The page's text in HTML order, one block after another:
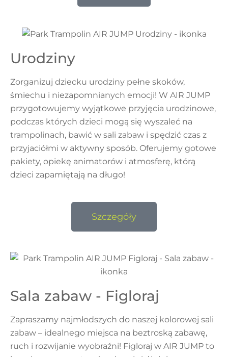
Urodziny
Zorganizuj dziecku urodziny pełne skoków,
śmiechu i niezapomnianych emocji! W AIR JUMP
przygotowujemy wyjątkowe przyjęcia urodzinowe,
podczas których dzieci mogą się wyszaleć na
trampolinach, bawić w sali zabaw i spędzić czas z
przyjaciółmi w aktywny sposób. Oferujemy gotowe
pakiety, opiekę animatorów i atmosferę, którą
dzieci zapamiętają na długo!
Szczegóły
Sala zabaw - Figloraj
Zapraszamy najmłodszych do naszej kolorowej sali
zabaw – idealnego miejsca na beztroską zabawę,
ruch i rozwijanie wyobraźni! Figloraj w AIR JUMP to